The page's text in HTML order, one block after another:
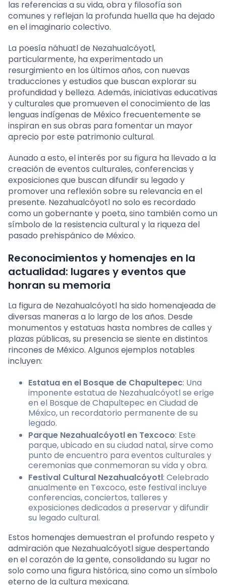
las referencias a su vida, obra y filosofía son
comunes y reflejan la profunda huella que ha dejado
en el imaginario colectivo.
La poesía náhuatl de Nezahualcóyotl,
particularmente, ha experimentado un
resurgimiento en los últimos años, con nuevas
traducciones y estudios que buscan explorar su
profundidad y belleza. Además, iniciativas educativas
y culturales que promueven el conocimiento de las
lenguas indígenas de México frecuentemente se
inspiran en sus obras para fomentar un mayor
aprecio por este patrimonio cultural.
Aunado a esto, el interés por su figura ha llevado a la
creación de eventos culturales, conferencias y
exposiciones que buscan difundir su legado y
promover una reflexión sobre su relevancia en el
presente. Nezahualcóyotl no solo es recordado
como un gobernante y poeta, sino también como un
símbolo de la resistencia cultural y la riqueza del
pasado prehispánico de México.
Reconocimientos y homenajes en la
actualidad: lugares y eventos que
honran su memoria
La figura de Nezahualcóyotl ha sido homenajeada de
diversas maneras a lo largo de los años. Desde
monumentos y estatuas hasta nombres de calles y
plazas públicas, su presencia se siente en distintos
rincones de México. Algunos ejemplos notables
incluyen:
Estatua en el Bosque de Chapultepec: Una
imponente estatua de Nezahualcóyotl se erige
en el Bosque de Chapultepec en Ciudad de
México, un recordatorio permanente de su
legado.
Parque Nezahualcóyotl en Texcoco: Este
parque, ubicado en su ciudad natal, sirve como
punto de encuentro para eventos culturales y
ceremonias que conmemoran su vida y obra.
Festival Cultural Nezahualcóyotl: Celebrado
anualmente en Texcoco, este festival incluye
conferencias, conciertos, talleres y
exposiciones dedicados a preservar y difundir
su legado cultural.
Estos homenajes demuestran el profundo respeto y
admiración que Nezahualcóyotl sigue despertando
en el corazón de la gente, consolidando su lugar no
solo como una figura histórica, sino como un símbolo
eterno de la cultura mexicana.